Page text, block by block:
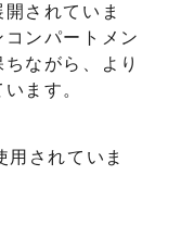
されていま
ンパートメン
ながら、より
ます。
用されていま